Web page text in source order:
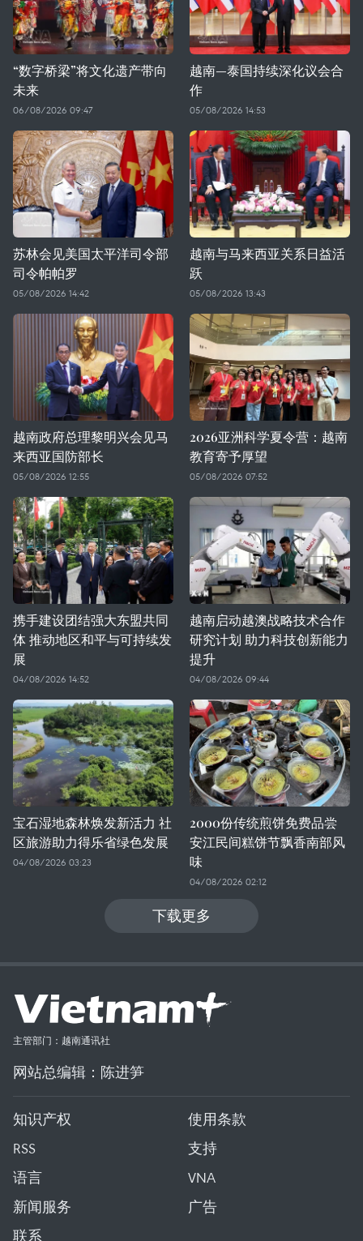
“数字桥梁”将文化遗产带向
未来
06/08/2026 09:47
越南—泰国持续深化议会合
作
05/08/2026 14:53
苏林会见美国太平洋司令部
司令帕帕罗
05/08/2026 14:42
越南与马来西亚关系日益活
跃
05/08/2026 13:43
越南政府总理黎明兴会见马
来西亚国防部长
05/08/2026 12:55
2026亚洲科学夏令营：越南
教育寄予厚望
05/08/2026 07:52
携手建设团结强大东盟共同
体 推动地区和平与可持续发
展
04/08/2026 14:52
越南启动越澳战略技术合作
研究计划 助力科技创新能力
提升
04/08/2026 09:44
宝石湿地森林焕发新活力 社
区旅游助力得乐省绿色发展
04/08/2026 03:23
2000份传统煎饼免费品尝
安江民间糕饼节飘香南部风
味
04/08/2026 02:12
下载更多
主管部门：越南通讯社
网站总编辑：陈进笋
知识产权
使用条款
RSS
支持
语言
VNA
新闻服务
广告
联系